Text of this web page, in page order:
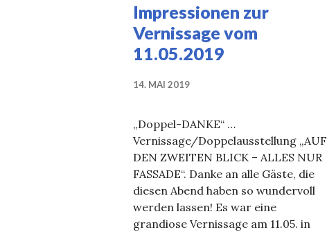
Impressionen zur
Vernissage vom
11.05.2019
14. MAI 2019
„Doppel-DANKE“ …
Vernissage/Doppelausstellung „AUF
DEN ZWEITEN BLICK – ALLES NUR
FASSADE“. Danke an alle Gäste, die
diesen Abend haben so wundervoll
werden lassen! Es war eine
grandiose Vernissage am 11.05. in